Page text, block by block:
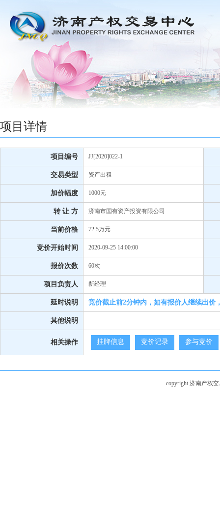
项目详情
项目编号 JJ[2020]022-1
交易类型 资产出租
加价幅度 1000元
转 让 方 济南市国有资产投资有限公司
当前价格 72.5万元
竞价开始时间 2020-09-25 14:00:00
报价次数 60次
项目负责人 靳经理
延时说明 竞价截止前2分钟内，如有报价人继续出价
其他说明
相关操作 挂牌信息 竞价记录 参与竞价
copyright 济南产权